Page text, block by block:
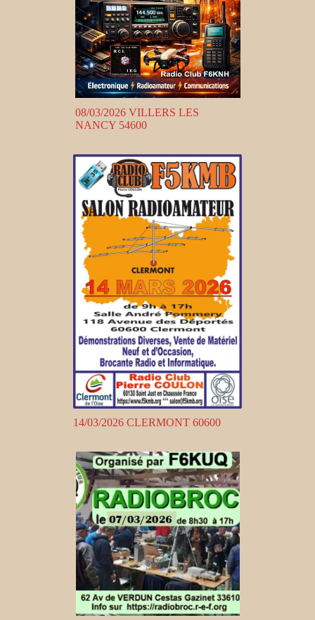
08/03/2026 VILLERS LES
NANCY 54600
14/03/2026 CLERMONT 60600